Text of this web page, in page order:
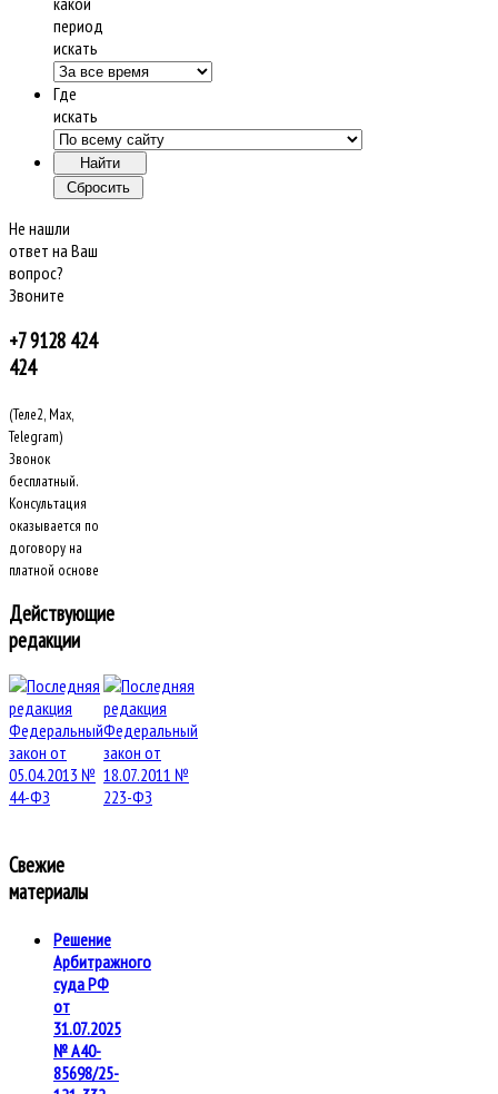
период
искать
Где
искать
Не нашли
ответ на Ваш
вопрос?
Звоните
+7 9128 424
424
(Теле2, Max,
Telegram)
Звонок
бесплатный.
Консультация
оказывается по
договору на
платной основе
Действующие
редакции
Свежие
материалы
Решение
Арбитражного
суда РФ
от
31.07.2025
№ А40-
85698/25-